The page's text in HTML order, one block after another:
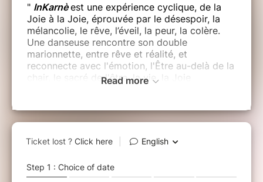
" InKarnèest une expérience cyclique, de la
Joie à la Joie, éprouvée par le désespoir, la
mélancolie, le rêve, l’éveil, la peur, la colère.
Une danseuse rencontre son double
marionnette, entre rêve et réalité, et
reconnecte avec l'émotion, l'Être au-delà de la
chair, le sacré de l'être, la vie, la Joie
racines douloureuses, de déni du passé et
d’absence de futur désirable.
Nous ouvrons une brèche d’amour, de
compassion et de beauté,ce spectacle est un
bulle de féminité, de force fascinante. La
Read more